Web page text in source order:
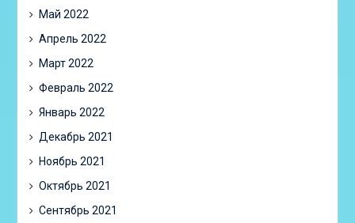
Май 2022
Апрель 2022
Март 2022
Февраль 2022
Январь 2022
Декабрь 2021
Ноябрь 2021
Октябрь 2021
Сентябрь 2021